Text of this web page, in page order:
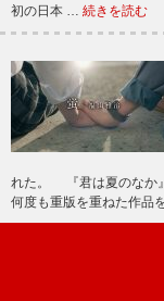
初の日本 … 続きを読む
れた。 『君は夏のなか
何度も重版を重ねた作品